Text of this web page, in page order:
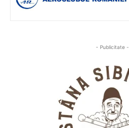
- Publicitate -